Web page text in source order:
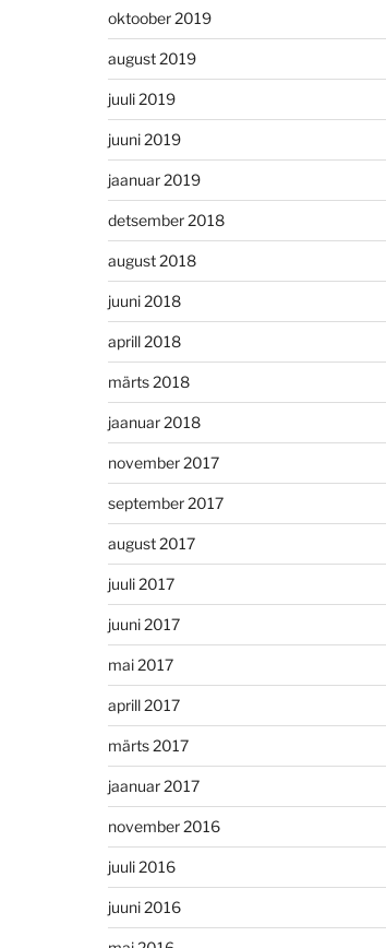
oktoober 2019
august 2019
juuli 2019
juuni 2019
jaanuar 2019
detsember 2018
august 2018
juuni 2018
aprill 2018
märts 2018
jaanuar 2018
november 2017
september 2017
august 2017
juuli 2017
juuni 2017
mai 2017
aprill 2017
märts 2017
jaanuar 2017
november 2016
juuli 2016
juuni 2016